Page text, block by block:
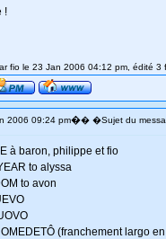
!
fio le 23 Jan 2006 04:12 pm, édité 3
2006 09:24 pm�� �Sujet du
à baron, philippe et fio
to alyssa
to avon
(franchement largo